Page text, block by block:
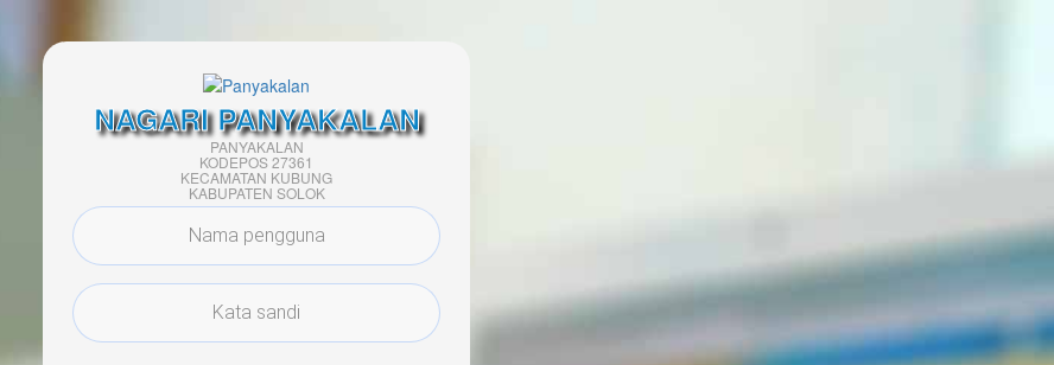
NAGARI PANYAKALAN
PANYAKALAN
KODEPOS 27361
KECAMATAN KUBUNG
KABUPATEN SOLOK